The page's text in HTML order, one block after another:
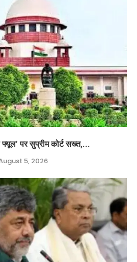
फ्यूल’ पर सुप्रीम कोर्ट सख्त,...
5, 2026